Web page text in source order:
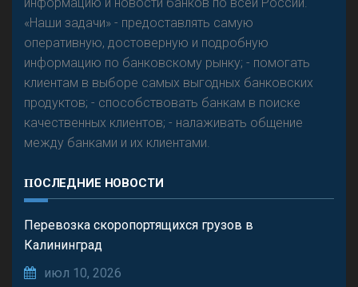
«Наши задачи» - предоставлять самую
оперативную, достоверную и подробную
информацию по банковскому рынку; - помогать
клиентам в выборе самых выгодных банковских
продуктов; - способствовать банкам в поиске
качественных клиентов; - налаживать общение
между банками и их клиентами.
ПОСЛЕДНИЕ НОВОСТИ
Перевозка скоропортящихся грузов в
Калининград
июл 10, 2026